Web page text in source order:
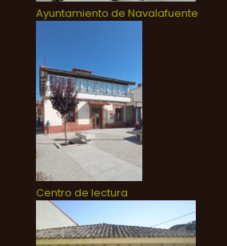
Ayuntamiento de Navalafuente
Centro de lectura